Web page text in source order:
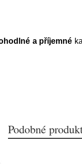
a příjemné
Podobné